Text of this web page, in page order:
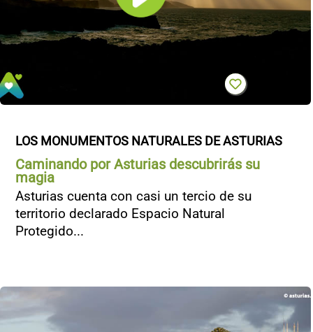
LOS MONUMENTOS NATURALES DE ASTURIAS
Caminando por Asturias descubrirás su
magia
Asturias cuenta con casi un tercio de su
territorio declarado Espacio Natural
Protegido...